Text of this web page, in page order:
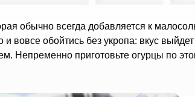
обычно всегда добавляется к
и вовсе обойтись без укропа: вкус
Непременно приготовьте огурцы по